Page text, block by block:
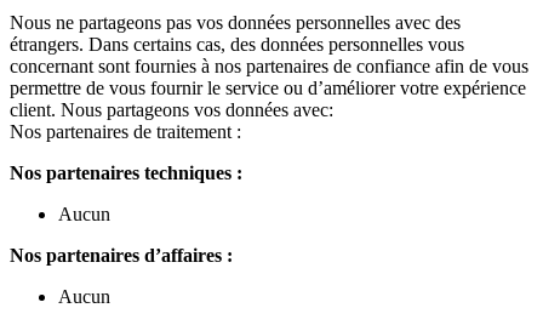
Nous ne partageons pas vos données personnelles avec des
étrangers. Dans certains cas, des données personnelles vous
concernant sont fournies à nos partenaires de confiance afin de vous
permettre de vous fournir le service ou d’améliorer votre expérience
client. Nous partageons vos données avec:
Nos partenaires de traitement :
Nos partenaires techniques :
Aucun
Nos partenaires d’affaires :
Aucun